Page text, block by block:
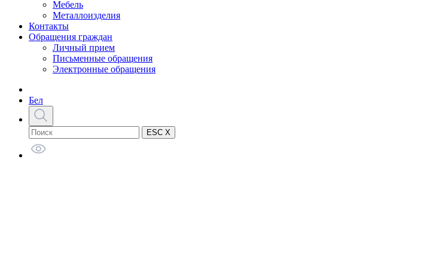
Мебель
Металлоизделия
Контакты
Обращения граждан
Личный прием
Письменные обращения
Электронные обращения
Бел
ESC X